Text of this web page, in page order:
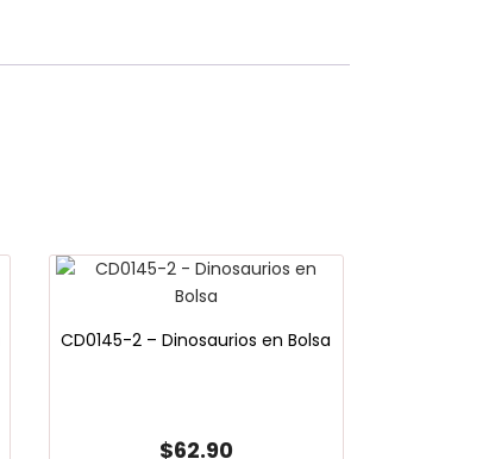
CD0145-2 – Dinosaurios en Bolsa
$62.90